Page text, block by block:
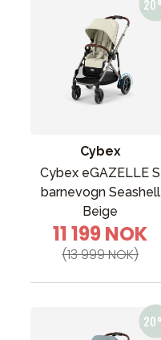
Cybex
Cybex eGAZELLE S
barnevogn Seashell
Beige
11 199 NOK
(13 999 NOK)